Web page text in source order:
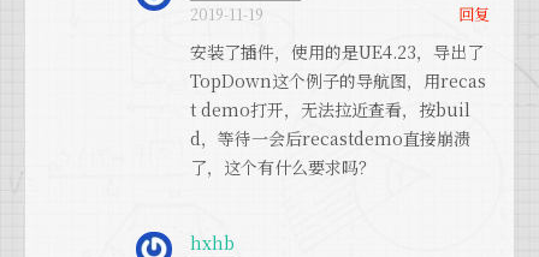
2019-11-19 回复
安装了插件，使用的是UE4.23，导出了
TopDown这个例子的导航图，用recas
t demo打开，无法拉近查看，按buil
d，等待一会后recastdemo直接崩溃
了，这个有什么要求吗？
hxhb